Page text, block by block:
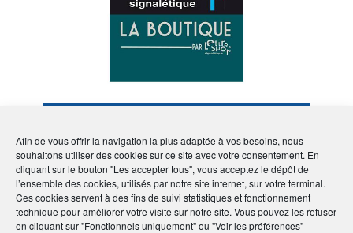
Afin de vous offrir la navigation la plus adaptée à vos besoins, nous
souhaitons utiliser des cookies sur ce site avec votre consentement. En
cliquant sur le bouton "Les accepter tous", vous acceptez le dépôt de
l’ensemble des cookies, utilisés par notre site internet, sur votre terminal.
Ces cookies servent à des fins de suivi statistiques et fonctionnement
technique pour améliorer votre visite sur notre site. Vous pouvez les refuser
en cliquant sur "Fonctionnels uniquement" ou "Voir les préférences"
Votre spécialiste en
impression numérique et
en signalétique